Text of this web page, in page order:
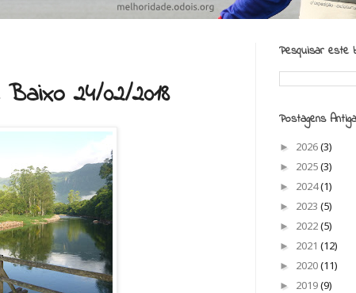
24/02/2018
Pesquisar este
Postagens
► 2026 (3)
► 2025 (3)
► 2024(1)
► 2023 (5)
► 2022 (5)
► 2021 (12)
► 2020 (11)
► 2019 (9)